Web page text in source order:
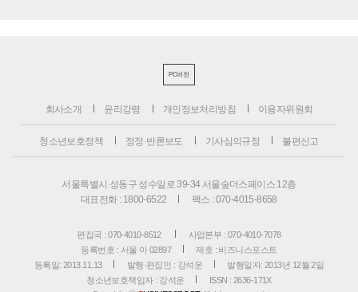
PC버전
회사소개 윤리강령 개인정보처리방침 이용자위원회
청소년보호정책 정정·반론보도 기사심의규정 불편신고
서울특별시 성동구 성수일로 39-34 서울숲더스페이스 12층
대표전화 : 1800-6522
팩스 : 070-4015-8658
편집국 : 070-4010-8512
사업본부 : 070-4010-7078
등록번호 : 서울 아 02897
제호 : 비즈니스포스트
등록일: 2013.11.13
발행·편집인 : 강석운
발행일자: 2013년 12월 2일
청소년보호책임자 : 강석운
ISSN : 2636-171X